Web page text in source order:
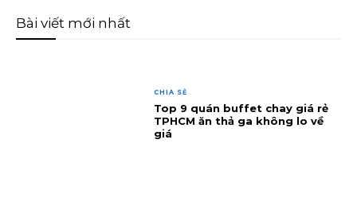
Bài viết mới nhất
CHIA SẺ
Top 9 quán buffet chay giá rẻ
TPHCM ăn thả ga không lo về
giá